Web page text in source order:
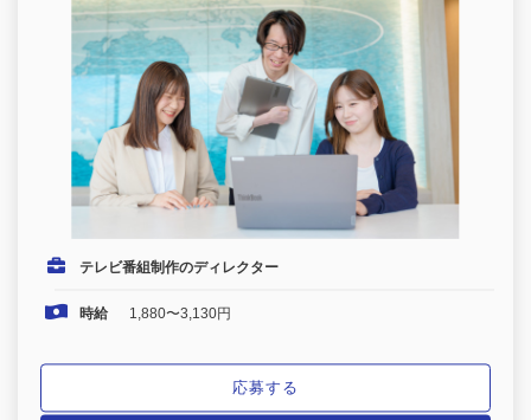
テレビ番組制作のディレクター
時給 1,880〜3,130円
応募する